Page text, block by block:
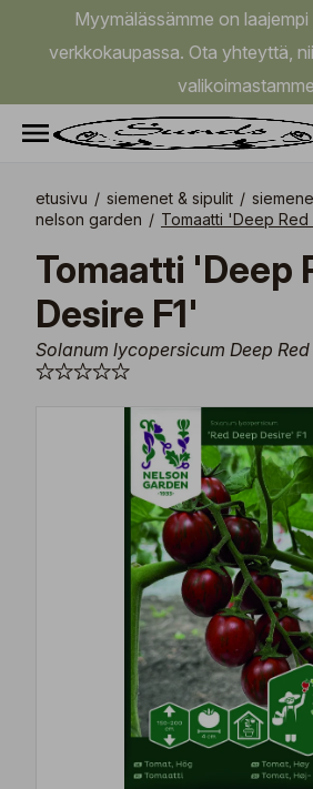
Myymälässämme on
verkkokaupassa. Ota yhteyttä,
etusivu / siemenet & sipulit /
nelson garden / Tomaatti 'Deep Red
Tomaatti 'Deep Red
Desire F1'
Solanum lycopersicum Deep Red